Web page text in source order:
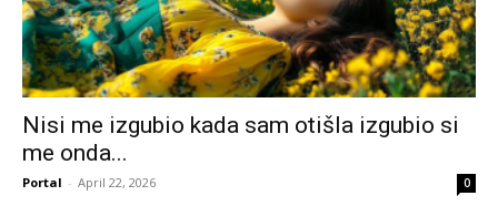
Nisi me izgubio kada sam otišla izgubio si
me onda...
Portal - April 22, 2026 0